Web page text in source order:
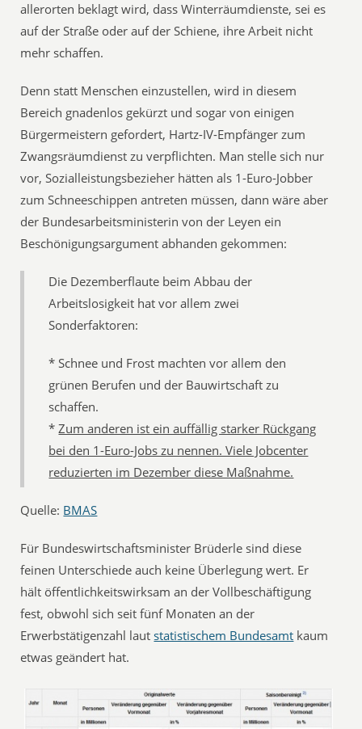
allerorten beklagt wird, dass Winterräumdienste, sei es
auf der Straße oder auf der Schiene, ihre Arbeit nicht
mehr schaffen.
Denn statt Menschen einzustellen, wird in diesem
Bereich gnadenlos gekürzt und sogar von einigen
Bürgermeistern gefordert, Hartz-IV-Empfänger zum
Zwangsräumdienst zu verpflichten. Man stelle sich nur
vor, Sozialleistungsbezieher hätten als 1-Euro-Jobber
zum Schneeschippen antreten müssen, dann wäre aber
der Bundesarbeitsministerin von der Leyen ein
Beschönigungsargument abhanden gekommen:
Die Dezemberflaute beim Abbau der
Arbeitslosigkeit hat vor allem zwei
Sonderfaktoren:
* Schnee und Frost machten vor allem den
grünen Berufen und der Bauwirtschaft zu
schaffen.
*Zum anderen ist ein auffällig starker Rückgang
bei den 1-Euro-Jobs zu nennen. Viele Jobcenter
reduzierten im Dezember diese Maßnahme.
Quelle: BMAS
Für Bundeswirtschaftsminister Brüderle sind diese
feinen Unterschiede auch keine Überlegung wert. Er
hält öffentlichkeitswirksam an der Vollbeschäftigung
fest, obwohl sich seit fünf Monaten an der
Erwerbstätigenzahl lautstatistischem Bundesamt kaum
etwas geändert hat.